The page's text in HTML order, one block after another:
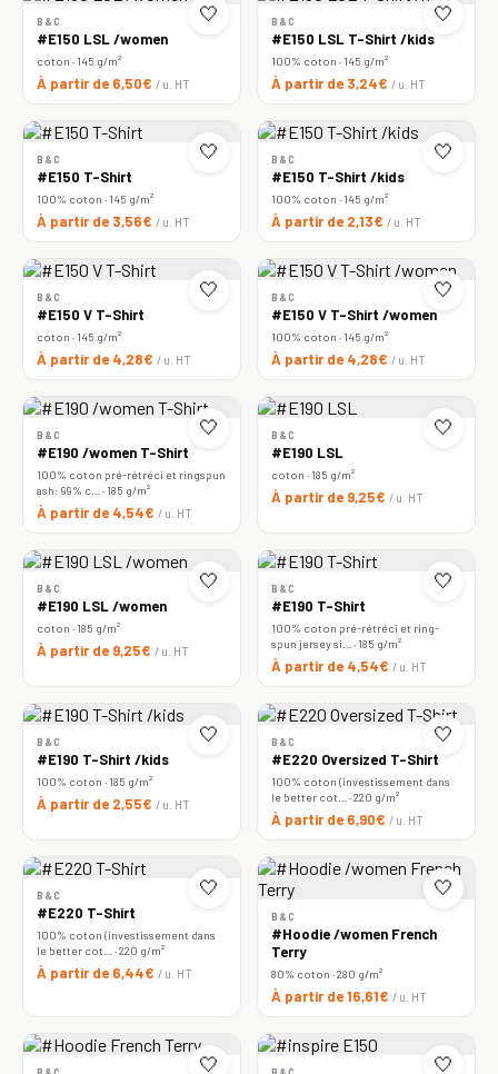
🤍
B&C
#E150 LSL /women
coton · 145 g/m²
À partir de 6,50€ / u. HT
🤍
B&C
#E150 LSL T-Shirt /kids
100% coton · 145 g/m²
À partir de 3,24€ / u. HT
🤍
B&C
#E150 T-Shirt
100% coton · 145 g/m²
À partir de 3,56€ / u. HT
🤍
B&C
#E150 T-Shirt /kids
100% coton · 145 g/m²
À partir de 2,13€ / u. HT
🤍
B&C
#E150 V T-Shirt
coton · 145 g/m²
À partir de 4,28€ / u. HT
🤍
B&C
#E150 V T-Shirt /women
100% coton · 145 g/m²
À partir de 4,28€ / u. HT
🤍
B&C
#E190 /women T-Shirt
100% coton pré-rétréci et ringspun
ash: 99% c… · 185 g/m²
À partir de 4,54€ / u. HT
🤍
B&C
#E190 LSL
coton · 185 g/m²
À partir de 9,25€ / u. HT
🤍
B&C
#E190 LSL /women
coton · 185 g/m²
À partir de 9,25€ / u. HT
🤍
B&C
#E190 T-Shirt
100% coton pré-rétréci et ring-
spun jersey si… · 185 g/m²
À partir de 4,54€ / u. HT
🤍
B&C
#E190 T-Shirt /kids
100% coton · 185 g/m²
À partir de 2,55€ / u. HT
🤍
B&C
#E220 Oversized T-Shirt
100% coton (investissement dans
le better cot… · 220 g/m²
À partir de 6,90€ / u. HT
🤍
B&C
#E220 T-Shirt
100% coton (investissement dans
le better cot… · 220 g/m²
À partir de 6,44€ / u. HT
🤍
B&C
#Hoodie /women French
Terry
80% coton · 280 g/m²
À partir de 16,61€ / u. HT
🤍 🤍